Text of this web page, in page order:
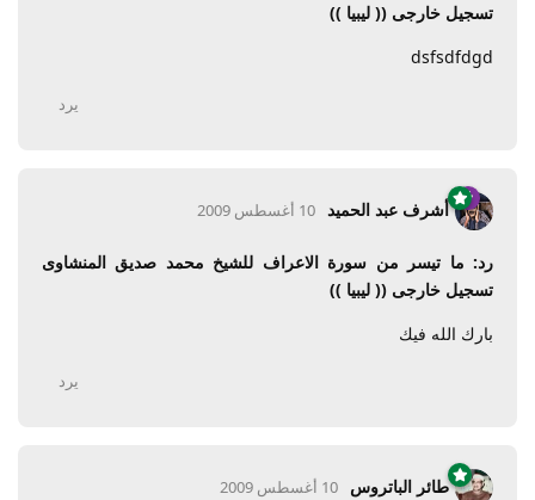
تسجيل خارجى (( ليبيا ))
dsfsdfdgd
يرد
أشرف عبد الحميد 10 أغسطس 2009
رد: ما تيسر من سورة الاعراف للشيخ محمد صديق المنشاوى
تسجيل خارجى (( ليبيا ))
بارك الله فيك
يرد
طائر الباتروس 10 أغسطس 2009